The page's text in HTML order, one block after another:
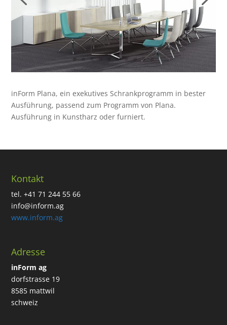
inForm Plana, ein exekutives Schrankprogramm in bester
Ausführung, passend zum Programm von Plana.
Ausführung in Kunstharz oder furniert.
Kontakt
tel. +41 71 244 55 66
info@inform.ag
www.inform.ag
Adresse
inForm ag
dorfstrasse 19
8585 mattwil
schweiz